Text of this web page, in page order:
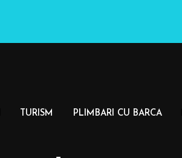
TURISM PLIMBARI CU BARCA